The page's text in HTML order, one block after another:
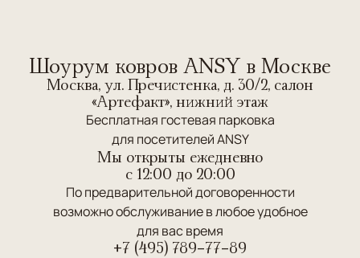
Шоурум ковров ANSY в Москве
Москва, ул. Пречистенка, д. 30/2, салон
«Артефакт», нижний этаж
Бесплатная гостевая парковка
для посетителей ANSY
Мы открыты ежедневно
c 12:00 до 20:00
По предварительной договоренности
возможно обслуживание в любое удобное
для вас время
+7 (495) 789-77-89